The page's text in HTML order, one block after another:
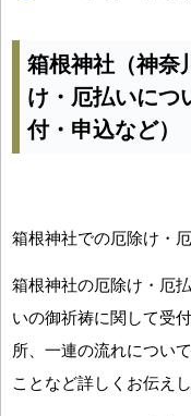
箱根神社（神奈
け・厄払いにつ
付・申込など）
箱根神社での厄除け・
箱根神社の厄除け・厄
いの御祈祷に関して受
所、一連の流れについ
ことなど詳しくお伝えし